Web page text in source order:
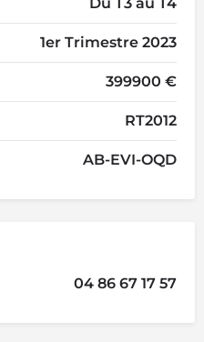
1er Trimestre 2023
399900 €
RT2012
AB-EVI-OQD
04 86 67 17 57